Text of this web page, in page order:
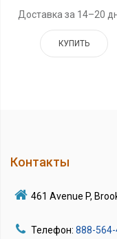
Доставка за 14–20
КУПИТЬ
Контакты
461 Avenue P,
Телефон: 888-